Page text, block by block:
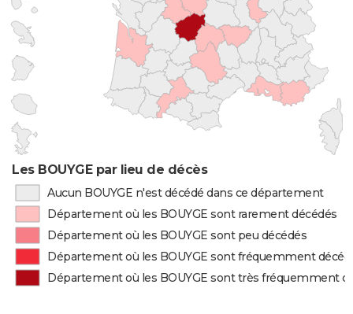
Les BOUYGE par lieu de décès
Aucun BOUYGE n'est décédé dans ce département
Département où les BOUYGE sont rarement décédés
Département où les BOUYGE sont peu décédés
Département où les BOUYGE sont fréquemment
Département où les BOUYGE sont très fréquemment